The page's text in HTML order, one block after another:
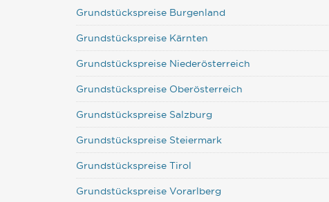
Grundstückspreise Burgenland
Grundstückspreise Kärnten
Grundstückspreise Niederösterreich
Grundstückspreise Oberösterreich
Grundstückspreise Salzburg
Grundstückspreise Steiermark
Grundstückspreise Tirol
Grundstückspreise Vorarlberg